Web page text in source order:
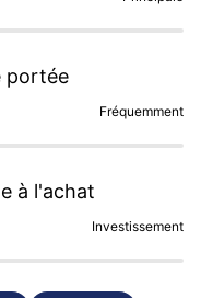
plusieurs centaines
Pour
le mieux,
une précieuse
différents modèles
portée
Fréquemment
à l'achat
Investissement